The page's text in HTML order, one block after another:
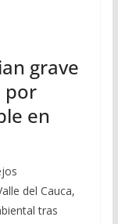
grave
por
en
del Cauca,
tras